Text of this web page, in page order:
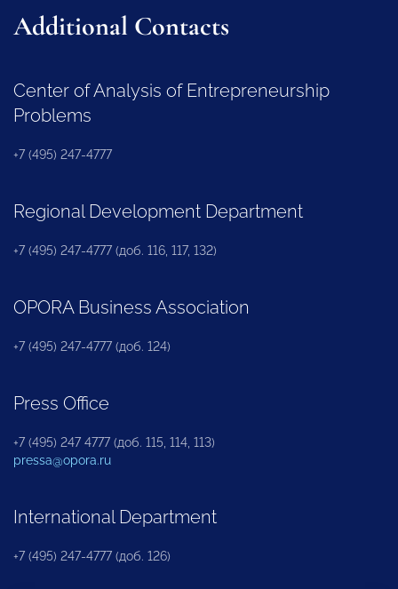
Additional Contacts
Center of Analysis of Entrepreneurship
Problems
+7 (495) 247-4777
Regional Development Department
+7 (495) 247-4777 (доб. 116, 117, 132)
OPORA Business Association
+7 (495) 247-4777 (доб. 124)
Press Office
+7 (495) 247 4777 (доб. 115, 114, 113)
pressa@opora.ru
International Department
+7 (495) 247-4777 (доб. 126)